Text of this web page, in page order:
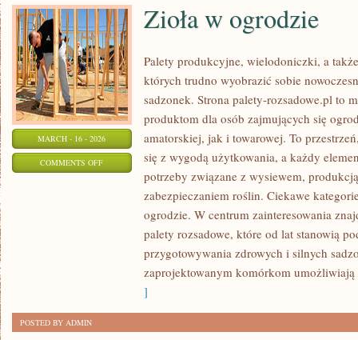
MARCH - 16 - 2026
COMMENTS OFFON
Zioła w ogrodzie
Palety produkcyjne, wielodoniczki, a
których trudno wyobrazić sobie
sadzonek. Strona palety-rozsadowe.pl to
produktom dla osób zajmujących się
amatorskiej, jak i towarowej. To
się z wygodą użytkowania, a każdy
potrzeby związane z wysiewem,
zabezpieczaniem roślin. Ciekawe
ogrodzie. W centrum zainteresowania
palety rozsadowe, które od lat stanowią
przygotowywania zdrowych i silnych
zaprojektowanym komórkom
]
POSTED BY ADMIN